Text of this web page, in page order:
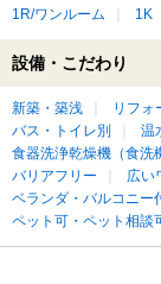
1R/ワンルーム 1K
設備・こだわり
新築・築浅 リフォ
バス・トイレ別
温
食器洗浄乾燥機（食洗
バリアフリー
広い
ベランダ・バルコニー
ペット可・ペット相談